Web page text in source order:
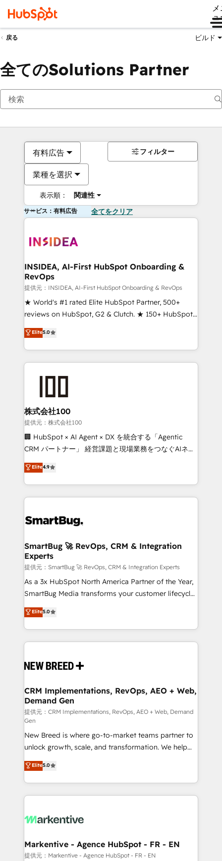
ュ
戻る ビルド
全てのSolutions Partner
有料広告
業種を選択
表示順： 関連性
フィルター
サービス：有料広告 全てをクリア
INSIDEA, AI-First HubSpot Onboarding &
RevOps
提供元：INSIDEA, AI-First HubSpot Onboarding & RevOps
★ World's #1 rated Elite HubSpot Partner, 500+
reviews on HubSpot, G2 & Clutch. ★ 150+ HubSpot
Certified Experts & Trainers across the team ★
1,500+ implementations across five continents ★ AI-
First, RevOps-led, Onboarding obsessed ★
Company of the Year 2024/25 INSIDEA helps
and build AI-powered workflows that drive adoption
from week one, in your time zone. What we do ➤
Onboarding: Live in weeks, with workflows built
around your business, not a template. ➤ Migration:
Move from any legacy CRM. Zero downtime, full data
run your revenue process. Sales, marketing, and
service wired together. ➤ AI and Integrations: Layer
tune-ups, feature rollouts, adoption coaching. Buying
HubSpot, switching to it, or reviving a stale portal?
We are built for the work.
Elite5.0
株式会社100
提供元：株式会社100
🏢 HubSpot × AI Agent × DX を統合する「Agentic
CRM パートナー」 経営課題と現場業務をつなぐAIネイ
ティブ・エージェンシーとして、HubSpot Eliteの実装
力で顧客フロント業務を再設計します。 💡 100inc は何
をする会社か？ HubSpotを共通基盤に、AIエージェン
トを組み込んだ顧客フロント業務（マーケティング・営
ィブ・エージェンシーです。事業部・グループ会社・部
を、CRMを軸とした全社共通基盤に再構築します。意
思決定者・PMO・現場担当者に並走します。 1️⃣
HubSpot導入・活用支援 顧客データの一元化から、
GTMの見える化・自動化まで。全Hub統合運用、デー
タ品質設計、グループ横断のCRM統合に対応します。
の一部をAIが自律実行する組織への移行を設計・実装。
Breeze・Claude等をHubSpotと連携させ、役割定義・
革を、構想から実装・定着までPMOとして主導。「設
の統合・浸透・変革管理を実行します。 ▸ CMS戦略設
計・構築：リード獲得・CVR・SEOを前提にした情報設
計・導線設計・テンプレート設計をContent Hubで一体
提供。 ▸ 既存CRM・MAからの移行支援：Salesforce・
Marketo・Pardot等からの移行、カスタム設計、履歴
データ移行と活用設計まで。 ▸ AEO対応：ChatGPT・
ンツとサイト構造を最適化。 🏆 なぜ100incを選ぶの
か？ ✓ HubSpot Eliteパートナー認定 ✓ HubSpotアワ
ード受賞・HUGリーダー ✓ ISO27001:2022 /
HubSpot大百科 出版 CRM・AI活用に関するご相談、現
せください。
Elite4.9
SmartBug 🚀 RevOps, CRM & Integration
Experts
提供元：SmartBug 🚀 RevOps, CRM & Integration Experts
As a 3x HubSpot North America Partner of the Year,
SmartBug Media transforms your customer lifecycle
into a revenue engine. Our unified ecosystem
includes specialized divisions Globalia (AI &
Software) and Point Success Media (Paid Media),
making this the official home for all three brands. 🔄
and system integrations powered by Globalia’s
trainers to drive platform adoption. 📈 Revenue
Generation - Full-funnel marketing and high-
performance advertising via Point Success Media. -
Expert deployment of Breeze AI and custom agents
to automate growth. 🏆 Elite Excellence - 8 platform
accreditations and deep HIPAA-compliance
expertise. - A team of 250+ experts dedicated to
your resilient growth.
Elite5.0
CRM Implementations, RevOps, AEO + Web,
Demand Gen
提供元：CRM Implementations, RevOps, AEO + Web, Demand
Gen
New Breed is where go-to-market teams partner to
unlock growth, scale, and transformation. We help
companies activate HubSpot’s AI-powered
customer platform and operationalize HubSpot’s
Loop Marketing framework through expert-led
services, smart agents, and purpose-built apps,
results, fast. ⚙️CRM & RevOps: Align all Hubs to your
🎯Demand Gen & ABM: Drive pipeline with inbound,
ABM, AEO, SEO, & paid media. 👩‍💻Web Design:
Elite5.0
Markentive - Agence HubSpot - FR - EN
提供元：Markentive - Agence HubSpot - FR - EN